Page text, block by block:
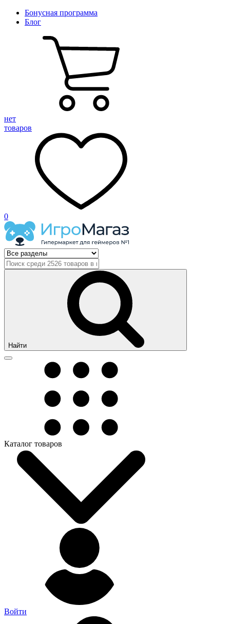
Бонусная программа
Блог
нет
товаров
0
Найти
Каталог товаров
Войти